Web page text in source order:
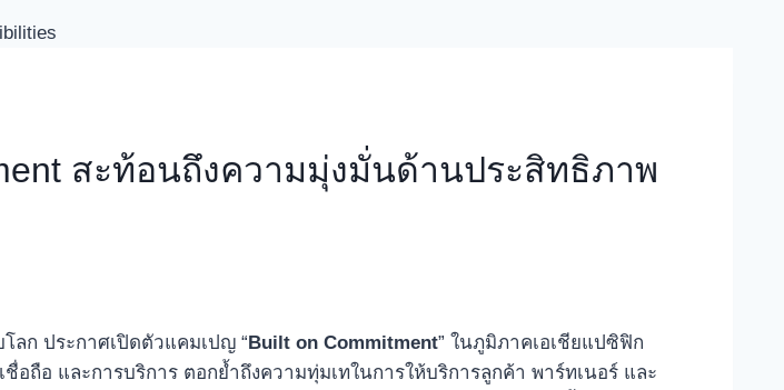
สะท้อนถึงความมุ่งมั่นด้านประสิทธิภาพ
ลก ประกาศเปิดตัวแคมเปญ “Built on Commitment” ในภูมิภาคเอเชียแปซิฟิก
ถือ และการบริการ ตอกย้ำถึงความทุ่มเทในการให้บริการลูกค้า พาร์ทเนอร์ และ